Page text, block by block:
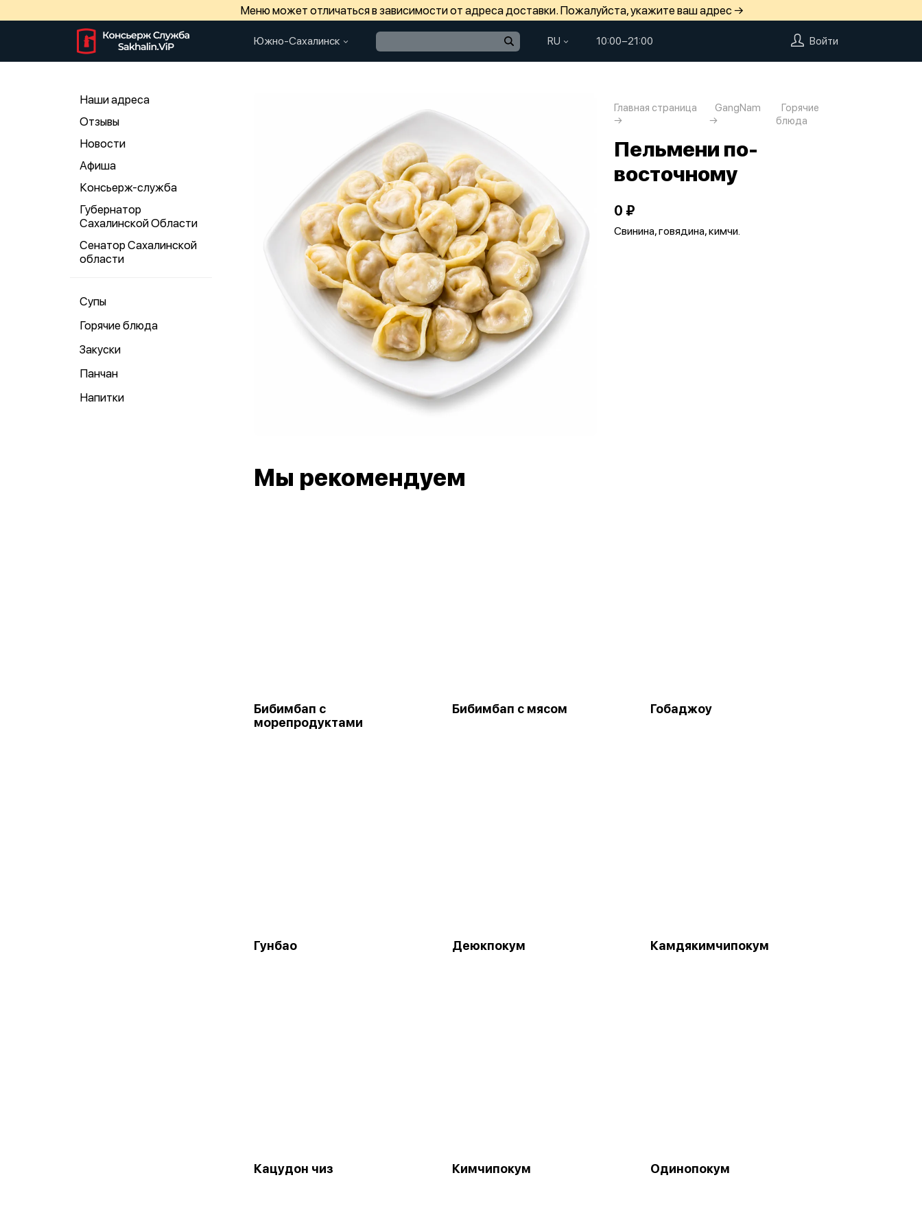
Меню может отличаться в зависимости от адреса доставки. Пожалуйста, укажите ваш адрес →
Южно-Сахалинск RU 10:00−21:00 Войти
Наши адреса
Отзывы
Новости
Афиша
Консьерж-служба
Губернатор
Сахалинской Области
Сенатор Сахалинской
области
Супы
Горячие блюда
Закуски
Панчан
Напитки
Главная страница GangNam
Горячие
блюда
Пельмени по-
восточному
0 ₽
Свинина, говядина, кимчи.
Мы рекомендуем
Бибимбап с
морепродуктами
Бибимбап с мясом Гобаджоу
Гунбао Деюкпокум Камдякимчипокум
Кацудон чиз Кимчипокум Одинопокум